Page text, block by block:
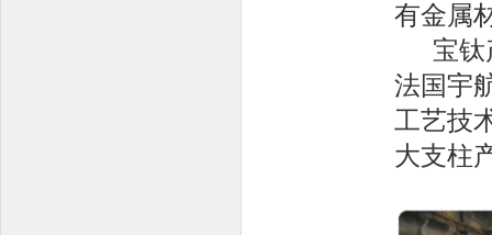
有金属
宝
法国宇
工艺技
大支柱